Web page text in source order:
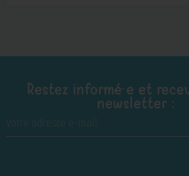
Restez informé·e et
newsletter :